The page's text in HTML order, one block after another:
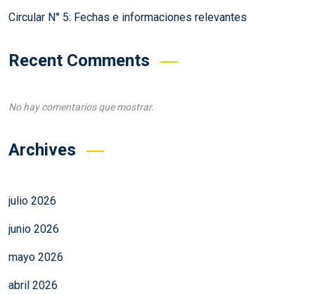
Circular N° 5: Fechas e informaciones relevantes
Recent Comments
No hay comentarios que mostrar.
Archives
julio 2026
junio 2026
mayo 2026
abril 2026